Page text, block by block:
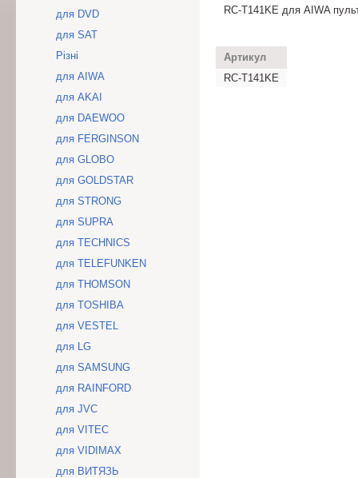
для DVD
для SAT
Різні
для AIWA
для AKAI
для DAEWOO
для FERGINSON
для GLOBO
для GOLDSTAR
для STRONG
для SUPRA
для TECHNICS
для TELEFUNKEN
для THOMSON
для TOSHIBA
для VESTEL
для LG
для SAMSUNG
для RAINFORD
для JVC
для VITEC
для VIDIMAX
для ВИТЯЗЬ
RC-T141KE для AIWA
Артикул
RC-T141KE